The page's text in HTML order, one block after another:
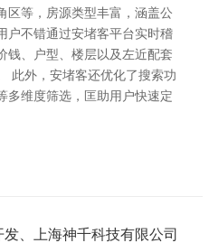
区等，房源类型丰富，涵盖公
户不错通过安堵客平台实时稽
钱、户型、楼层以及左近配套
此外，安堵客还优化了搜索功
多维度筛选，匡助用户快速定
、上海神千科技有限公司